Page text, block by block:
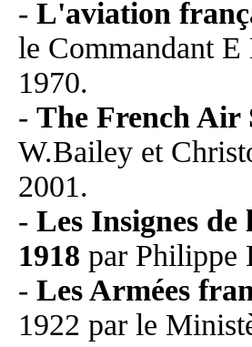
- L'aviation
le Commandant
1970.
- The French Air
W.Bailey et
2001.
- Les Insignes
1918 par Philippe
- Les Armées
1922 par le